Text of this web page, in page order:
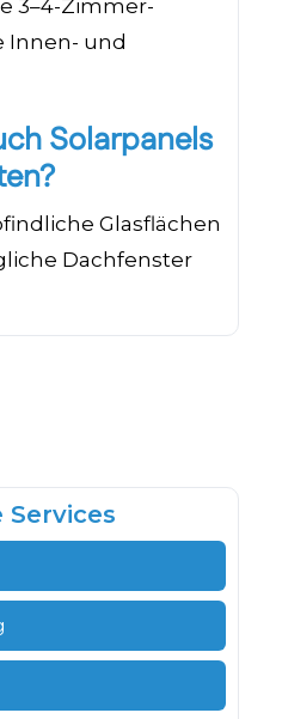
3–4-Zimmer-
Innen- und
Solarpanels
Glasflächen
Dachfenster
Services